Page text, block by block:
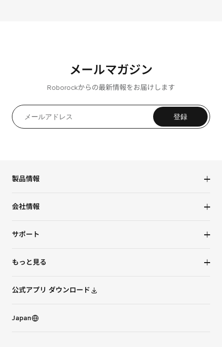
メールマガジン
Roborockからの最新情報をお届けします
登録
製品情報
会社情報
サポート
ユーザー同意書
オンラインストア
もっと見る
公式アプリ ダウンロード
Japan